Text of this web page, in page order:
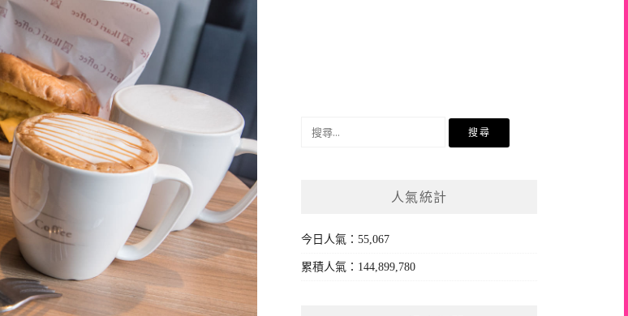
人氣統計
今日人氣：55,067
累積人氣：144,899,780